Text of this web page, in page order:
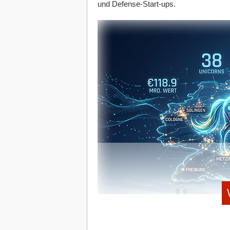
zwischen verschiedenen
KI-gestützte Ansätze, um externe
überführen.
Die Plattform sei in zehn Sprachen
Monatlich verwalte das System laut
46 Anwender, darunter Großkunden
Gründer & Köpfe
Gegründet wurde das Start-up 2021
Philipp Hüning. Das Team formierte
Materialfluss und Logistik (IML) in
Die jüngste Wachstumsphase wird
Finanzierungsrunde in Höhe von über
Risikokapitalgeber Capnamic. Infolge
über 30 Mitarbeitende angewachsen.
Co-Founder Dr. Philipp Hüning
und Defense-Start-ups.